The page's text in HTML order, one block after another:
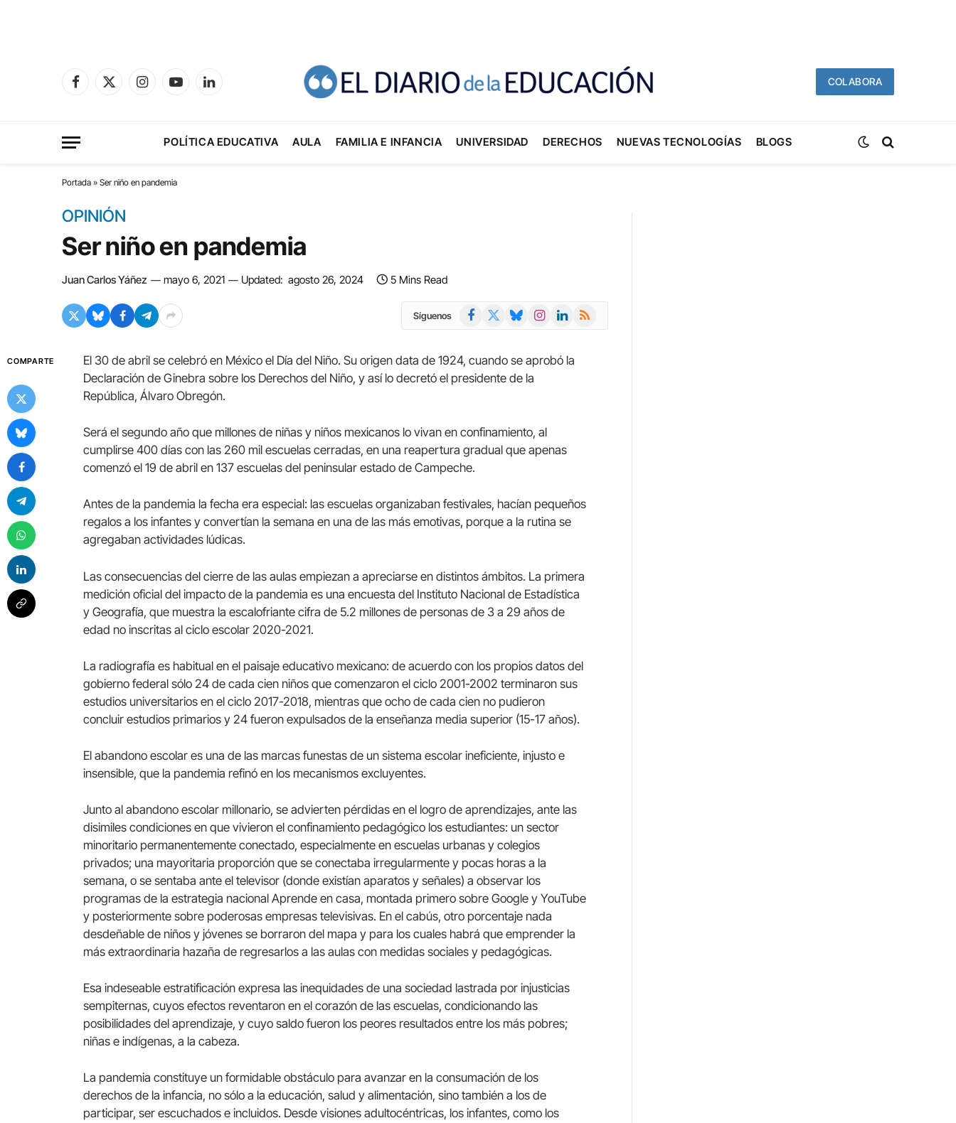
Facebook
X
InstagramYouTubeLinkedIn
COLABORA
POLÍTICA EDUCATIVA AULA FAMILIA E INFANCIA UNIVERSIDAD DERECHOS NUEVAS TECNOLOGÍAS BLOGS
Portada » Ser niño en pandemia
OPINIÓN
Ser niño en pandemia
Juan Carlos Yáñez mayo 6, 2021 Updated: agosto 26, 2024 5 Mins Read
Síguenos Facebook BlueskyInstagramLinkedIn
RSS
COMPARTE
El 30 de abril se celebró en México el Día del Niño. Su origen data de 1924, cuando se aprobó la
Declaración de Ginebra sobre los Derechos del Niño, y así lo decretó el presidente de la
República, Álvaro Obregón.
Será el segundo año que millones de niñas y niños mexicanos lo vivan en confinamiento, al
cumplirse 400 días con las 260 mil escuelas cerradas, en una reapertura gradual que apenas
comenzó el 19 de abril en 137 escuelas del peninsular estado de Campeche.
Antes de la pandemia la fecha era especial: las escuelas organizaban festivales, hacían pequeños
regalos a los infantes y convertían la semana en una de las más emotivas, porque a la rutina se
agregaban actividades lúdicas.
Las consecuencias del cierre de las aulas empiezan a apreciarse en distintos ámbitos. La primera
medición oficial del impacto de la pandemia es una encuesta del Instituto Nacional de Estadística
y Geografía, que muestra la escalofriante cifra de 5.2 millones de personas de 3 a 29 años de
edad no inscritas al ciclo escolar 2020-2021.
La radiografía es habitual en el paisaje educativo mexicano: de acuerdo con los propios datos del
gobierno federal sólo 24 de cada cien niños que comenzaron el ciclo 2001-2002 terminaron sus
estudios universitarios en el ciclo 2017-2018, mientras que ocho de cada cien no pudieron
concluir estudios primarios y 24 fueron expulsados de la enseñanza media superior (15-17 años).
El abandono escolar es una de las marcas funestas de un sistema escolar ineficiente, injusto e
insensible, que la pandemia refinó en los mecanismos excluyentes.
Junto al abandono escolar millonario, se advierten pérdidas en el logro de aprendizajes, ante las
disimiles condiciones en que vivieron el confinamiento pedagógico los estudiantes: un sector
minoritario permanentemente conectado, especialmente en escuelas urbanas y colegios
privados; una mayoritaria proporción que se conectaba irregularmente y pocas horas a la
semana, o se sentaba ante el televisor (donde existían aparatos y señales) a observar los
programas de la estrategia nacional Aprende en casa, montada primero sobre Google y YouTube
y posteriormente sobre poderosas empresas televisivas. En el cabús, otro porcentaje nada
desdeñable de niños y jóvenes se borraron del mapa y para los cuales habrá que emprender la
más extraordinaria hazaña de regresarlos a las aulas con medidas sociales y pedagógicas.
Esa indeseable estratificación expresa las inequidades de una sociedad lastrada por injusticias
sempiternas, cuyos efectos reventaron en el corazón de las escuelas, condicionando las
posibilidades del aprendizaje, y cuyo saldo fueron los peores resultados entre los más pobres;
niñas e indígenas, a la cabeza.
La pandemia constituye un formidable obstáculo para avanzar en la consumación de los
derechos de la infancia, no sólo a la educación, salud y alimentación, sino también a los de
participar, ser escuchados e incluidos. Desde visiones adultocéntricas, los infantes, como los